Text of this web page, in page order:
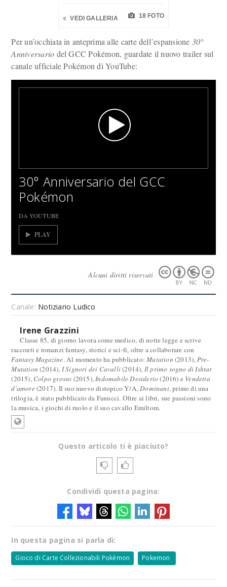
VEDI GALLERIA 18 FOTO
Per un’occhiata in anteprima alle carte dell’espansione 30°
Anniversario del GCC Pokémon, guardate il nuovo trailer sul
canale ufficiale Pokémon di YouTube:
30° Anniversario del GCC
Pokémon
DA YOUTUBE
PLAY
Alcuni diritti riservati
Canale: Notiziario Ludico
Irene Grazzini
Classe 85, di giorno lavora come medico, di notte legge e scrive
racconti e romanzi fantasy, storici e sci-fi, oltre a collaborare con
Fantasy Magazine. Al momento ha pubblicato:Mutation (2013), Pre-
Mutation (2014), I Signori dei Cavalli(2014), Il primo sogno di Ishtar
(2015), Colpo grosso (2015),Indomabile Desiderio (2016) e Vendetta
d'amore(2017). Il suo nuovo distopico Y/A,Dominant, primo di una
trilogia, è stato pubblicato da Fanucci. Oltre ai libri, sue passioni sono
la musica, i giochi di ruolo e il suo cavallo Emiltom.
Questo articolo ti è piaciuto?
Condividi questa pagina:
In questa pagina si parla di:
Gioco di Carte Collezionabili Pokémon Pokemon